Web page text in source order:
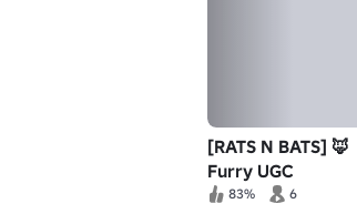
[RATS N BATS] 🦊
Furry UGC
Schöpfer /
83% 6